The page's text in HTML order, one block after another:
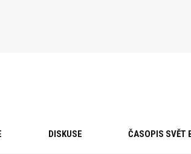
DISKUSE ČASOPIS SVĚT